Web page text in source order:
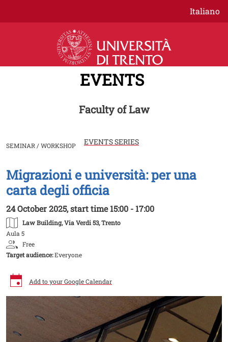
Italiano
EVENTS
Faculty of Law
SEMINAR / WORKSHOP EVENTS SERIES
Image
Migrazioni e università: per una
carta degli officia
24 October 2025, start time 15:00 - 17:00
Law Building, Via Verdi 53, Trento
Aula 5
Free
Target audience:Everyone
Add to your Google Calendar